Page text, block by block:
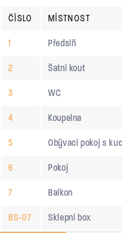
ČÍSLO MÍSTNOST
1 Předsíň
2 Šatní kout
3 WC
4 Koupelna
5 Obývací pokoj s
6 Pokoj
7 Balkon
BS-07 Sklepní box